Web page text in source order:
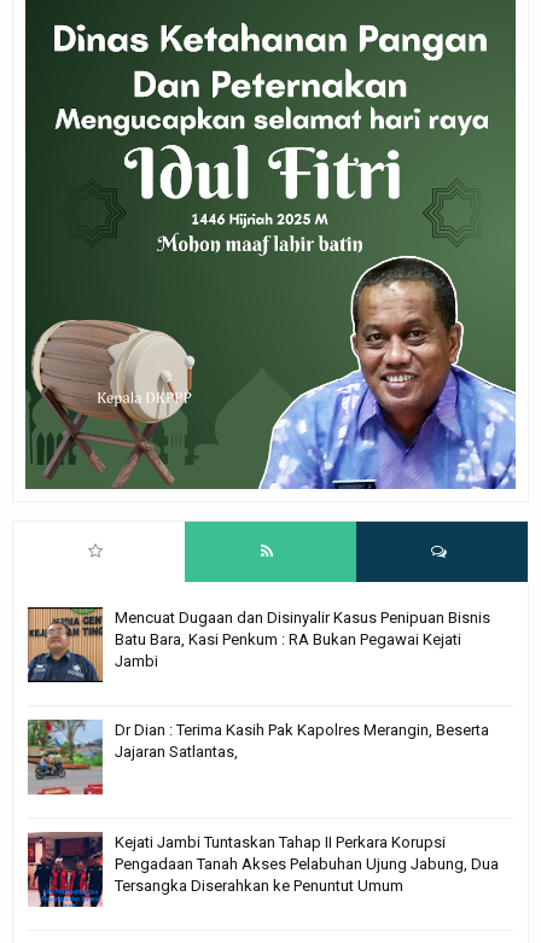
Mencuat Dugaan dan Disinyalir Kasus Penipuan Bisnis
Batu Bara, Kasi Penkum : RA Bukan Pegawai Kejati
Jambi
Dr Dian : Terima Kasih Pak Kapolres Merangin, Beserta
Jajaran Satlantas,
Kejati Jambi Tuntaskan Tahap II Perkara Korupsi
Pengadaan Tanah Akses Pelabuhan Ujung Jabung, Dua
Tersangka Diserahkan ke Penuntut Umum